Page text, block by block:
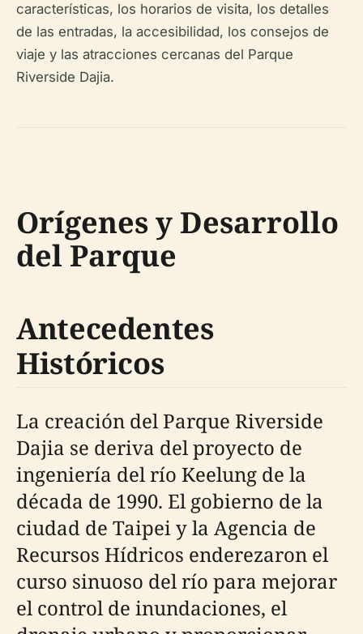
características, los horarios de visita, los detalles
de las entradas, la accesibilidad, los consejos de
viaje y las atracciones cercanas del Parque
Riverside Dajia.
Orígenes y Desarrollo
del Parque
Antecedentes
Históricos
La creación del Parque Riverside
Dajia se deriva del proyecto de
ingeniería del río Keelung de la
década de 1990. El gobierno de la
ciudad de Taipei y la Agencia de
Recursos Hídricos enderezaron el
curso sinuoso del río para mejorar
el control de inundaciones, el